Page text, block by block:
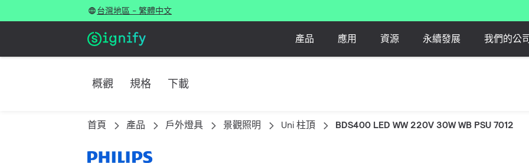
台灣地區 - 繁體中文
產品 應用 資源 永續發展 我們的公
概觀 規格 下載
首頁 產品 戶外燈具 景觀照明 Uni 柱頂 BDS400 LED WW 220V 30W WB PSU 7012